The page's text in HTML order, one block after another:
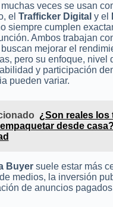
veces se usan
el Trafficker Digital y el
siempre cumplen
Ambos trabajan
mejorar el
pero su enfoque, nivel
y participación
pueden variar.
¿Son reales los
desde
Buyersuele estar más
medios, la inversión
de anuncios